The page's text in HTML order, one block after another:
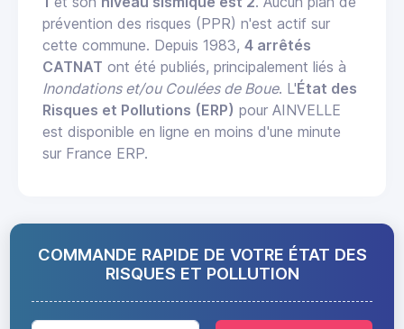
prévention des risques (PPR) n'est actif sur
cette commune. Depuis 1983, 4 arrêtés
CATNAT ont été publiés, principalement liés à
Inondations et/ou Coulées de Boue. L'État des
Risques et Pollutions (ERP) pour AINVELLE
est disponible en ligne en moins d'une minute
sur France ERP.
COMMANDE RAPIDE DE VOTRE ÉTAT DES
RISQUES ET POLLUTION